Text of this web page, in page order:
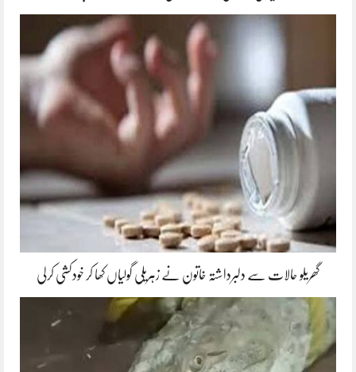
گھریلو حالات سے دلبرداشتہ خاتون نے زہریلی گولیاں کھا کر خودکشی کرلی